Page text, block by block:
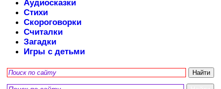
Аудиосказки
Стихи
Скороговорки
Считалки
Загадки
Игры с детьми